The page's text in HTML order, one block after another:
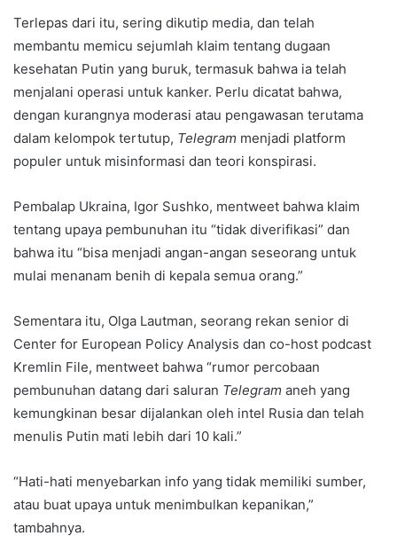
Terlepas dari itu, sering dikutip media, dan telah
membantu memicu sejumlah klaim tentang dugaan
kesehatan Putin yang buruk, termasuk bahwa ia telah
menjalani operasi untuk kanker. Perlu dicatat bahwa,
dengan kurangnya moderasi atau pengawasan terutama
dalam kelompok tertutup, Telegram menjadi platform
populer untuk misinformasi dan teori konspirasi.
Pembalap Ukraina, Igor Sushko, mentweet bahwa klaim
tentang upaya pembunuhan itu “tidak diverifikasi” dan
bahwa itu “bisa menjadi angan-angan seseorang untuk
mulai menanam benih di kepala semua orang.”
Sementara itu, Olga Lautman, seorang rekan senior di
Center for European Policy Analysis dan co-host podcast
Kremlin File, mentweet bahwa “rumor percobaan
pembunuhan datang dari saluran Telegram aneh yang
kemungkinan besar dijalankan oleh intel Rusia dan telah
menulis Putin mati lebih dari 10 kali.”
“Hati-hati menyebarkan info yang tidak memiliki sumber,
atau buat upaya untuk menimbulkan kepanikan,”
tambahnya.